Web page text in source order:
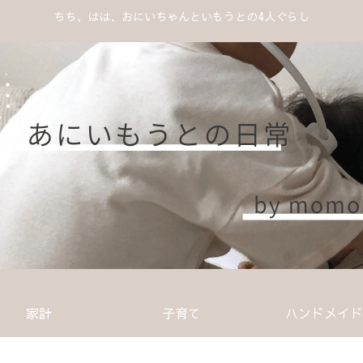
ちち、はは、おにいちゃんといもうとの4人ぐらし
家計 子育て ハンドメイド